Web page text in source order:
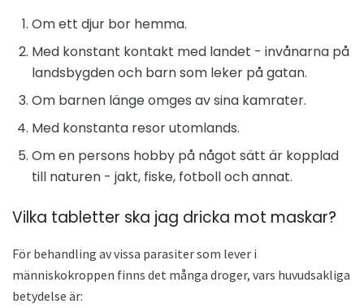
Om ett djur bor hemma.
Med konstant kontakt med landet - invånarna på
landsbygden och barn som leker på gatan.
Om barnen länge omges av sina kamrater.
Med konstanta resor utomlands.
Om en persons hobby på något sätt är kopplad
till naturen - jakt, fiske, fotboll och annat.
Vilka tabletter ska jag dricka mot maskar?
För behandling av vissa parasiter som lever i
människokroppen finns det många droger, vars huvudsakliga
betydelse är: